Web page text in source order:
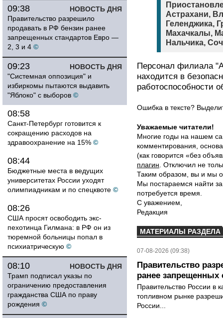
НОВОСТЬ ДНЯ
09:38
Правительство разрешило
продавать в РФ бензин ранее
запрещенных стандартов Евро —
2, 3 и 4 ©
НОВОСТЬ ДНЯ
09:23
"Системная оппозиция" и
избиркомы пытаются выдавить
"Яблоко" с выборов ©
08:58
Санкт-Петербург готовится к
сокращению расходов на
здравоохранение на 15% ©
08:44
Бюджетные места в ведущих
университетах России уходят
олимпиадникам и по спецквоте ©
08:26
США просят освободить экс-
пехотинца Гилмана: в РФ он из
тюремной больницы попал в
психиатрическую ©
НОВОСТЬ ДНЯ
08:10
Трамп подписал указы по
ограничению предоставления
гражданства США по праву
рождения ©
Астрахани,
Геленджика,
Махачкалы,
Нальчика,
Персонал филиала
находится в
работоспособности
Ошибка в тексте?
Уважаемые читатели!
Многие годы на нашем
комментирования,
(как говорится «без
плагин . Отключил не
Таким образом, вы и мы
Мы постараемся найти
потребуется время.
С уважением,
Редакция
МАТЕРИАЛЫ РАЗДЕЛА
07-08-2026 (09:38)
Правительство
ранее запрещенных
Правительство России в
топливном рынке
России...